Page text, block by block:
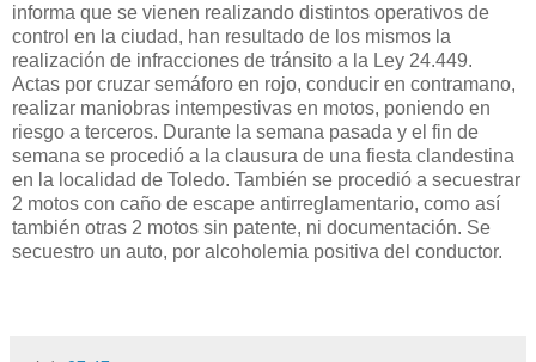
informa que se vienen realizando distintos operativos de
control en la ciudad, han resultado de los mismos la
realización de infracciones de tránsito a la Ley 24.449.
Actas por cruzar semáforo en rojo, conducir en contramano,
realizar maniobras intempestivas en motos, poniendo en
riesgo a terceros. Durante la semana pasada y el fin de
semana se procedió a la clausura de una fiesta clandestina
en la localidad de Toledo. También se procedió a secuestrar
2 motos con caño de escape antirreglamentario, como así
también otras 2 motos sin patente, ni documentación. Se
secuestro un auto, por alcoholemia positiva del conductor.